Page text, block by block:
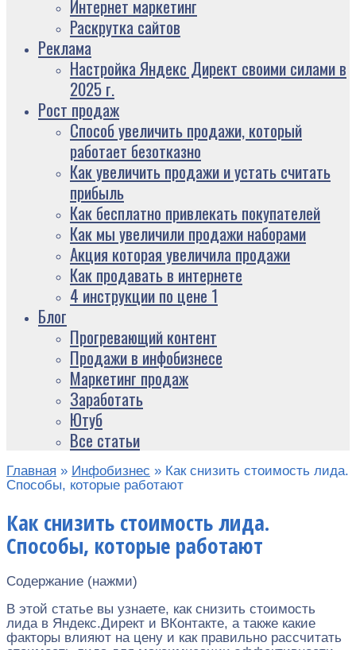
Интернет маркетинг
Раскрутка сайтов
Реклама
Настройка Яндекс Директ своими силами в
2025 г.
Рост продаж
Способ увеличить продажи, который
работает безотказно
Как увеличить продажи и устать считать
прибыль
Как бесплатно привлекать покупателей
Как мы увеличили продажи наборами
Акция которая увеличила продажи
Как продавать в интернете
4 инструкции по цене 1
Блог
Прогревающий контент
Продажи в инфобизнесе
Маркетинг продаж
Заработать
Ютуб
Все статьи
Главная » Инфобизнес » Как снизить стоимость лида.
Способы, которые работают
Как снизить стоимость лида.
Способы, которые работают
Содержание (нажми)
В этой статье вы узнаете, как снизить стоимость
лида в Яндекс.Директ и ВКонтакте, а также какие
факторы влияют на цену и как правильно рассчитать